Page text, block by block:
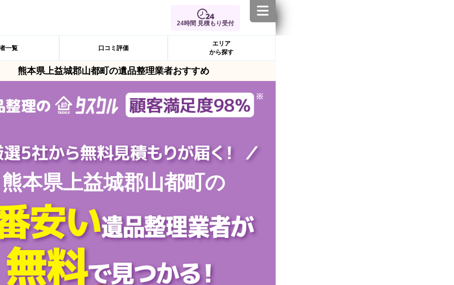
24時間 見積もり受付
一覧 口コミ評価
エリア
から探す
熊本県上益城郡山都町の遺品整理業者おすすめ
熊本県上益城郡山都町の